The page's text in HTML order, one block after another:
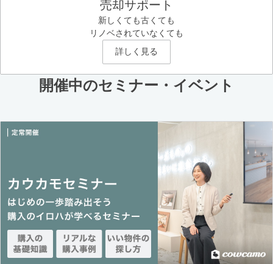
売却サポート
新しくても古くても
リノベされていなくても
詳しく見る
開催中のセミナー・イベント